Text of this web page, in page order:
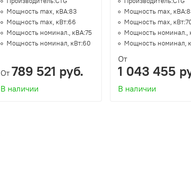
Мощность max, кВА:83
Мощность max, кВт:66
Мощность номинал., кВА:75
Мощность номинал, кВт:60
В наличии
От 789 521 руб.
Мощность max, кВА:
Мощность max, кВт:
Мощность номинал.,
Мощность номинал,
В наличии
От
1 043 455